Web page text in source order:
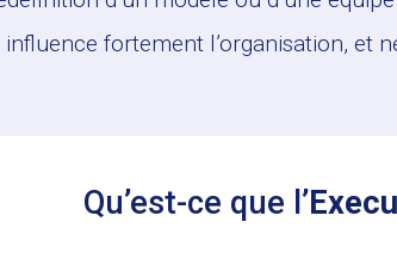
influence fortement l’organisation, et
Qu’est-ce que l’